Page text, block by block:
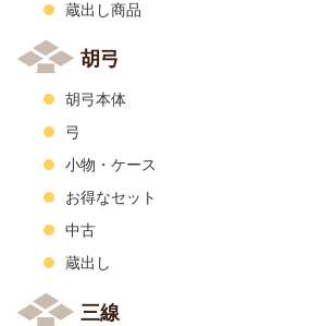
蔵出し商品
胡弓
胡弓本体
弓
小物・ケース
お得なセット
中古
蔵出し
三線